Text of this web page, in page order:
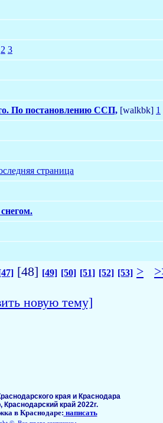
2 3
По постановлению ССП, [walkbk] 1
страница
[48] [49] [50] [51] [52] [53] >
новую тему]
края и Краснодара
Краснодарский край 2022г.
в Краснодаре: написать